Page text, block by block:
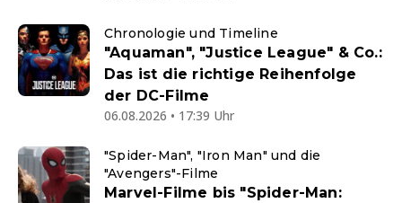
Chronologie und Timeline
"Aquaman", "Justice League" & Co.:
Das ist die richtige Reihenfolge
der DC-Filme
06.08.2026 • 17:39 Uhr
"Spider-Man", "Iron Man" und die
"Avengers"-Filme
Marvel-Filme bis "Spider-Man: